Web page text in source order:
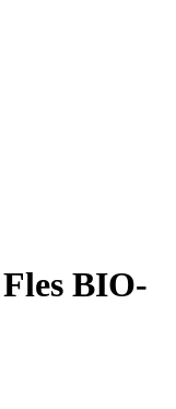
Fles BIO-